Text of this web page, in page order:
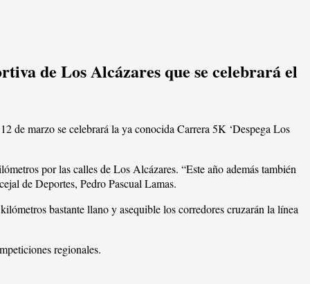
de Los Alcázares que se celebrará el
de marzo se celebrará la ya conocida Carrera 5K ‘Despega Los
por las calles de Los Alcázares. “Este año además también
de Deportes, Pedro Pascual Lamas.
bastante llano y asequible los corredores cruzarán la línea
regionales.